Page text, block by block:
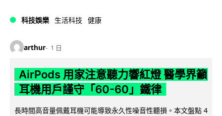
科技娛樂 生活科技 健康
arthur 1 日
AirPods 用家注意聽力響紅燈 醫學界籲
耳機用戶謹守「60-60」鐵律
長時間高音量佩戴耳機可能導致永久性噪音性聽損。本文盤點 4